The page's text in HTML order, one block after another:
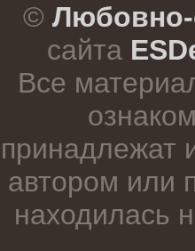
©Любовно-
сайта
Все
принадлежат
автором или
находилась